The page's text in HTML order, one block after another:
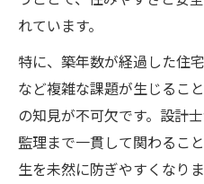
一級建築士が提案す
一級建築士と創る
り
リフォームで実現
設計士によるリフ
快適な住まいを
れています。
特に、築年数が経過した住
など複雑な課題が生じるこ
の知見が不可欠です。設計
監理まで一貫して関わるこ
生を未然に防ぎやすくなりま